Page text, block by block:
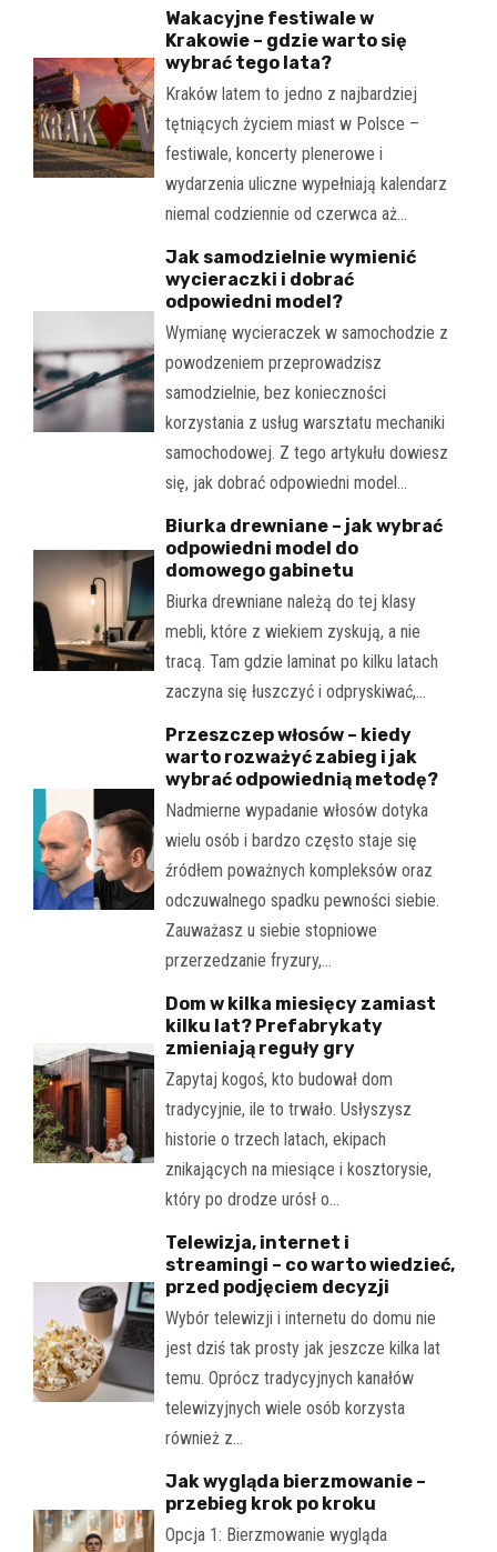
Wakacyjne festiwale w
Krakowie – gdzie warto się
wybrać tego lata?
Kraków latem to jedno z najbardziej
tętniących życiem miast w Polsce –
festiwale, koncerty plenerowe i
wydarzenia uliczne wypełniają kalendarz
niemal codziennie od czerwca aż…
Jak samodzielnie wymienić
wycieraczki i dobrać
odpowiedni model?
Wymianę wycieraczek w samochodzie z
powodzeniem przeprowadzisz
samodzielnie, bez konieczności
korzystania z usług warsztatu mechaniki
samochodowej. Z tego artykułu dowiesz
się, jak dobrać odpowiedni model…
Biurka drewniane – jak wybrać
odpowiedni model do
domowego gabinetu
Biurka drewniane należą do tej klasy
mebli, które z wiekiem zyskują, a nie
tracą. Tam gdzie laminat po kilku latach
zaczyna się łuszczyć i odpryskiwać,…
Przeszczep włosów – kiedy
warto rozważyć zabieg i jak
wybrać odpowiednią metodę?
Nadmierne wypadanie włosów dotyka
wielu osób i bardzo często staje się
źródłem poważnych kompleksów oraz
odczuwalnego spadku pewności siebie.
Zauważasz u siebie stopniowe
przerzedzanie fryzury,…
Dom w kilka miesięcy zamiast
kilku lat? Prefabrykaty
zmieniają reguły gry
Zapytaj kogoś, kto budował dom
tradycyjnie, ile to trwało. Usłyszysz
historie o trzech latach, ekipach
znikających na miesiące i kosztorysie,
który po drodze urósł o…
Telewizja, internet i
streamingi – co warto wiedzieć,
przed podjęciem decyzji
Wybór telewizji i internetu do domu nie
jest dziś tak prosty jak jeszcze kilka lat
temu. Oprócz tradycyjnych kanałów
telewizyjnych wiele osób korzysta
również z…
Jak wygląda bierzmowanie –
przebieg krok po kroku
Opcja 1: Bierzmowanie wygląda